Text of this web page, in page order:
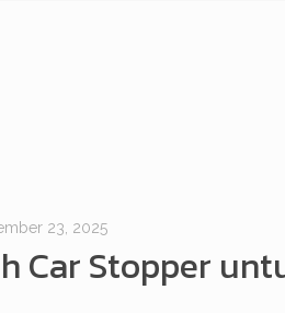
23, 2025
Car Stopper